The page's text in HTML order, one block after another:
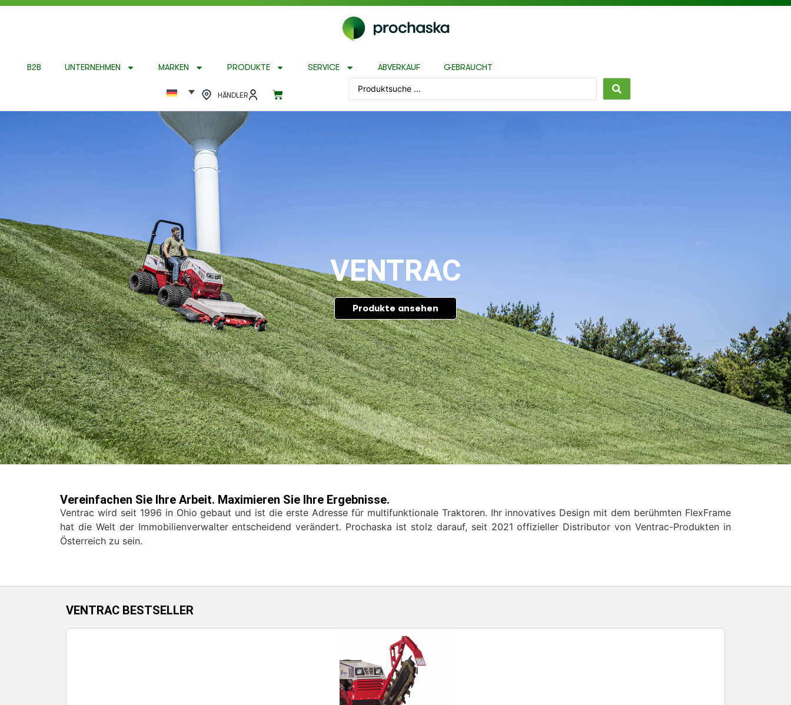
B2B UNTERNEHMEN MARKEN PRODUKTE SERVICE ABVERKAUF GEBRAUCHT
HÄNDLER
VENTRAC
Produkte ansehen
Vereinfachen Sie Ihre Arbeit. Maximieren Sie Ihre Ergebnisse.
Ventrac wird seit 1996 in Ohio gebaut und ist die erste Adresse für multifunktionale Traktoren. Ihr innovatives Design mit dem berühmten FlexFrame
hat die Welt der Immobilienverwalter entscheidend verändert. Prochaska ist stolz darauf, seit 2021 offizieller Distributor von Ventrac-Produkten in
Österreich zu sein.
VENTRAC BESTSELLER